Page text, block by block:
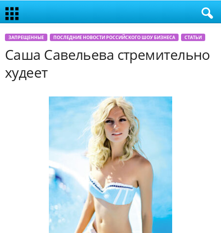
ЗАПРЕЩЕННЫЕ ПОСЛЕДНИЕ НОВОСТИ РОССИЙСКОГО ШОУ БИЗНЕСА СТАТЬИ
Саша Савельева стремительно
худеет